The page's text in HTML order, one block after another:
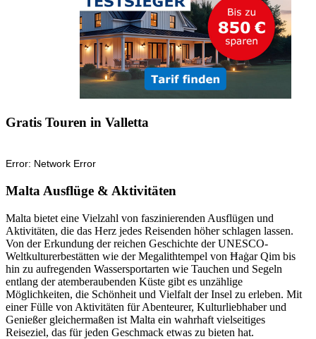
Gratis Touren in Valletta
Malta Ausflüge & Aktivitäten
Malta bietet eine Vielzahl von faszinierenden Ausflügen und
Aktivitäten, die das Herz jedes Reisenden höher schlagen lassen.
Von der Erkundung der reichen Geschichte der UNESCO-
Weltkulturerbestätten wie der Megalithtempel von Ħaġar Qim bis
hin zu aufregenden Wassersportarten wie Tauchen und Segeln
entlang der atemberaubenden Küste gibt es unzählige
Möglichkeiten, die Schönheit und Vielfalt der Insel zu erleben. Mit
einer Fülle von Aktivitäten für Abenteurer, Kulturliebhaber und
Genießer gleichermaßen ist Malta ein wahrhaft vielseitiges
Reiseziel, das für jeden Geschmack etwas zu bieten hat.